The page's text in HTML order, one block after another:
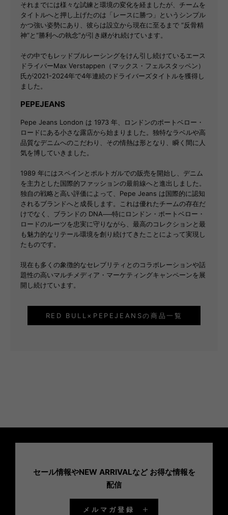
それまでには様々な試練と環境の変化を経ましたが、チームを
タイトルへと押し上げたのは「レースに勝つ」というシンプル
かつ強い姿勢にあり、彼らは設立から現在に至るまで “反骨精
神”と“勝利への執念”が引き継がれ続けています。
その中でもレッドブルレーシングをけん引し続けているエース
ドライバーMax Verstappen（マックス・フェルスタッペン）
氏が2021-2024年で4年連続のドライバーズタイトルを獲得し
ました。
PEPEJEANS
Pepe Jeans London は 1973 年、ロンドンのポートベロー・
ロードにある小さな露店から始まりました。独特なラベルや高
品質なデニムへのこだわり、その情熱は形となり、瞬く間に人
気を博していきました。
1989 年にはスペインとポルトガルでの販売を開始し、デニム
を主力とした国際的ファッションの最前線へと進出しました。
独自の戦略と高い評価によって、Pepe Jeans は国際的に認知
されるブランドへと成長します。これは優れたチームの存在だ
けでなく、ブランドの DNA──特にロンドン・ポートベロー・
ロードのルーツを忠実に守りながら、最高のコレクションと最
も魅力的なリテール環境を創り続けてきたことによって実現し
たものです。
現在も多くの象徴的なセレブリティとのコラボレーションや話
題性の高いマルチメディア・マーケティングキャンペーンを展
開し続けています。
RED BULL×PEPEJEANSの商品一覧
セール情報やNEW ARRIVALなど お得な情報を
配信
メルマガ登録